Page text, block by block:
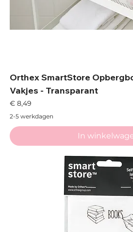
Orthex SmartStore
Vakjes - Transparant
Prijs
€ 8,49
2-5 werkdagen
In